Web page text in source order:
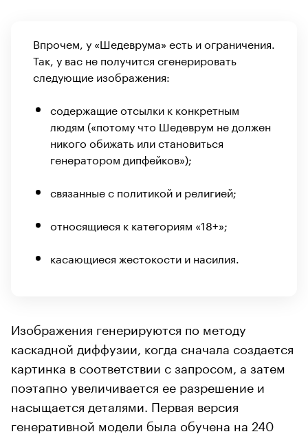
Впрочем, у «Шедеврума» есть и ограничения.
Так, у вас не получится сгенерировать
следующие изображения:
содержащие отсылки к конкретным
людям («потому что Шедеврум не должен
никого обижать или становиться
генератором дипфейков»);
связанные с политикой и религией;
относящиеся к категориям «18+»;
касающиеся жестокости и насилия.
Изображения генерируются по методу
каскадной диффузии, когда сначала создается
картинка в соответствии с запросом, а затем
поэтапно увеличивается ее разрешение и
насыщается деталями. Первая версия
генеративной модели была обучена на 240